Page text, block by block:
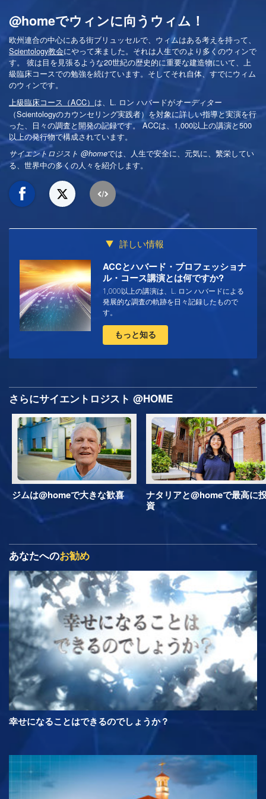
@homeでウィンに向うウィム！
欧州連合の中心にある街ブリュッセルで、ウィムはある考えを持って、
Scientology教会にやって来ました。それは人生でのより多くのウィンで
す。 彼は目を見張るような20世紀の歴史的に重要な建造物にいて、上
級臨床コースでの勉強を続けています。そしてそれ自体、すでにウィム
のウィンです。
上級臨床コース（ACC） は、L. ロン ハバードがオーディター
（Scientologyのカウンセリング実践者）を対象に詳しい指導と実演を行
った、日々の調査と開発の記録です。 ACCは、1,000以上の講演と500
以上の発行物で構成されています。
サイエントロジスト @homeでは、人生で安全に、元気に、繁栄してい
る、世界中の多くの人々を紹介します。
詳しい情報
ACCとハバード・プロフェッショナ
ル・コース講演とは何ですか?
1,000以上の講演は、L. ロン ハバードによる
発展的な調査の軌跡を日々記録したもので
す。
もっと知る
さらにサイエントロジスト @HOME
ジムは@homeで大きな歓喜
ナタリアと@homeで最高に
資
あなたへのお勧め
幸せになることはできるのでしょうか？